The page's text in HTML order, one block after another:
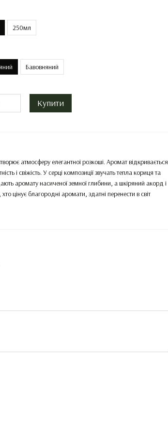
250мл
Бавовняний
Купити
атмосферу елегантної розкоші. Аромат відкривається
і свіжість. У серці композиції звучать тепла кориця та
аромату насиченої земної глибини, а шкіряний акорд і
цінує благородні аромати, здатні перенести в світ